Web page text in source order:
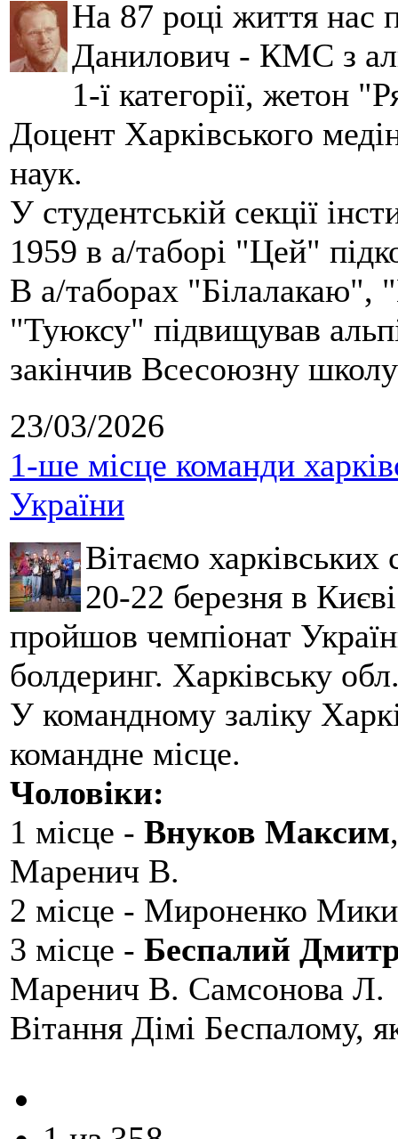
На 87 році життя нас
Данилович - КМС з
1-ї категорії, жетон
Доцент Харківського
наук.
У студентській секції
1959 в а/таборі "Цей"
В а/таборах "Білалакаю",
"Туюксу" підвищував
закінчив Всесоюзну
23/03/2026
1-ше місце команди
України
Вітаємо
20-22 березня в
пройшов чемпіонат
болдеринг. Харківську
У командному заліку
командне місце.
Чоловіки:
1 місце - Внуков Максим
Маренич В.
2 місце - Мироненко
3 місце - Беспалий
Маренич В. Самсонова Л.
Вітання Дімі Беспалому,